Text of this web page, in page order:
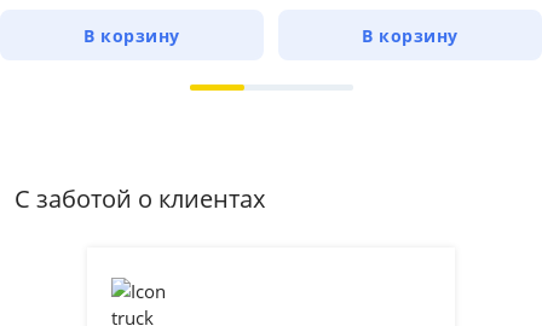
В корзину В корзину
С заботой о клиентах